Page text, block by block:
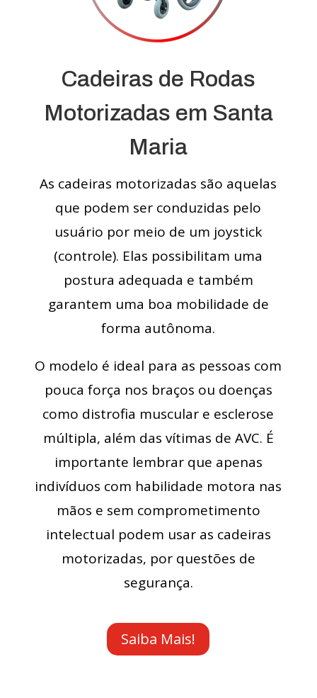
Cadeiras de Rodas
Motorizadas em Santa
Maria
As cadeiras motorizadas são aquelas
que podem ser conduzidas pelo
usuário por meio de um joystick
(controle). Elas possibilitam uma
postura adequada e também
garantem uma boa mobilidade de
forma autônoma.
O modelo é ideal para as pessoas com
pouca força nos braços ou doenças
como distrofia muscular e esclerose
múltipla, além das vítimas de AVC. É
importante lembrar que apenas
indivíduos com habilidade motora nas
mãos e sem comprometimento
intelectual podem usar as cadeiras
motorizadas, por questões de
segurança.
Saiba Mais!